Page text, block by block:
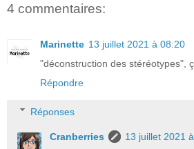
4 commentaires:
Marinette 13 juillet 2021 à 08:20
"déconstruction des stéréotypes",
Répondre
Réponses
Cranberries
13 juillet 2021